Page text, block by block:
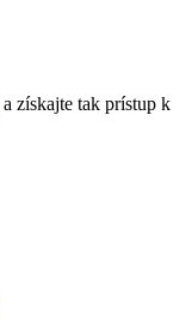
a získajte tak prístup k